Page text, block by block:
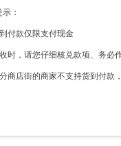
：
付款仅限支付现金
时，请您仔细核兑款项、务必
商店街的商家不支持货到付款